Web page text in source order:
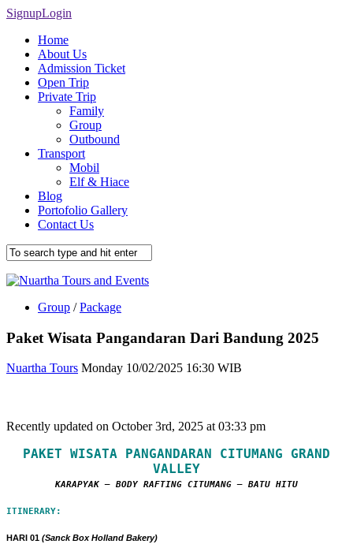
SignupLogin
Home
About Us
Admission Ticket
Open Trip
Private Trip
Family
Group
Outbound
Transport
Mobil
Elf & Hiace
Blog
Portofolio Gallery
Contact Us
Group / Package
Paket Wisata Pangandaran Dari Bandung 2025
Nuartha Tours Monday 10/02/2025 16:30 WIB
Recently updated on October 3rd, 2025 at 03:33 pm
PAKET WISATA PANGANDARAN CITUMANG GRAND
VALLEY
KARAPYAK – BODY RAFTING CITUMANG – BATU HITU
ITINERARY:
HARI 01 (Sanck Box Holland Bakery)